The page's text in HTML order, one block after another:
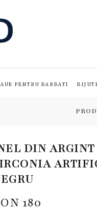
PENTRU BARBATI
DIN ARGINT
180